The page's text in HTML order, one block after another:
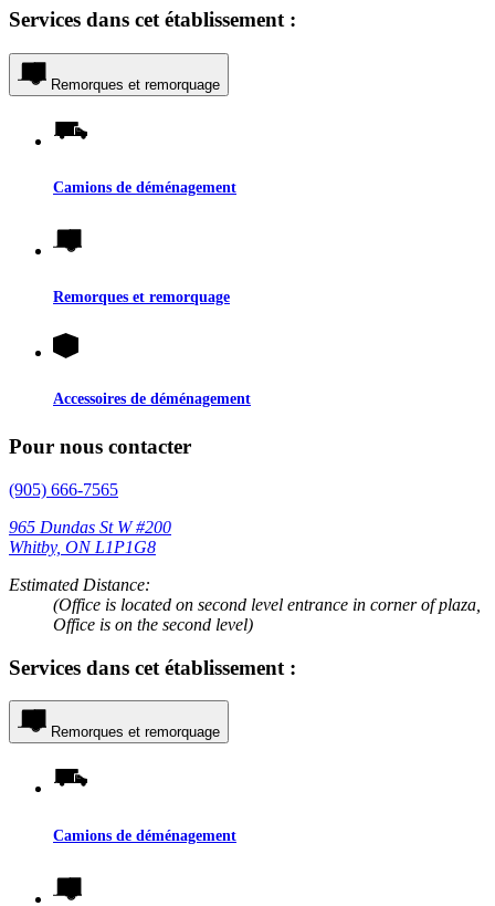
Services dans cet établissement :
Remorques et remorquage
Camions de déménagement
Remorques et remorquage
Accessoires de déménagement
Pour nous contacter
(905) 666-7565
965 Dundas St W #200
Whitby, ON L1P1G8
Estimated Distance:
(Office is located on second level entrance in corner of plaza,
Office is on the second level)
Services dans cet établissement :
Remorques et remorquage
Camions de déménagement